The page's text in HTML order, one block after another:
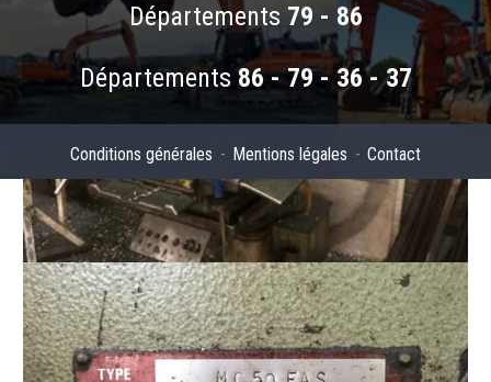
Départements 79 - 86
Départements86 - 79 - 36 - 37
Conditions générales Mentions légales Contact